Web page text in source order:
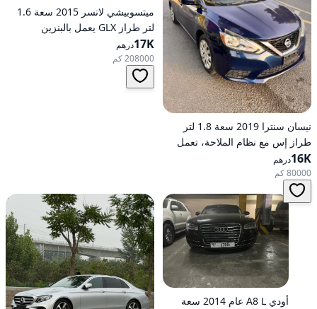
نيسان سنترا 2019 سعة 1.8 لتر
طراز إس مع نظام الملاحة، تعمل
بالبنزين، ناقل حركة أوتوماتيكي، دفع
أمامي
16Kدرهم
80000 كم
ميتسوبيشي لانسر 2015 سعة 1.6
لتر طراز GLX يعمل بالبنزين
وأوتوماتيكي بدفع أمامي
17Kدرهم
208000 كم
أودي A8 L عام 2014 سعة